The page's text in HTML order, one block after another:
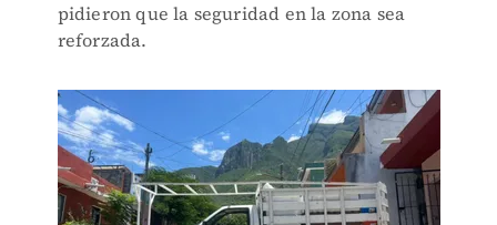
pidieron que la seguridad en la zona sea
reforzada.